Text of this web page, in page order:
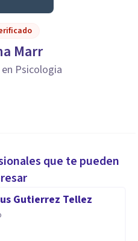
Marr
Psicologia
que te pueden
Gutierrez Tellez